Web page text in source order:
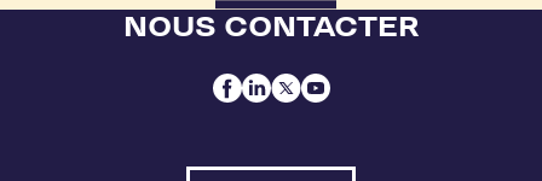
NOUS CONTACTER